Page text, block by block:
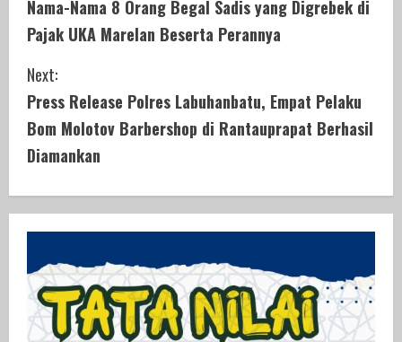
o
n
t
i
n
u
R
e
Nama-Nama 8 Orang Begal Sadis yang Digrebek di
Pajak UKA Marelan Beserta Perannya
Next:
Press Release Polres Labuhanbatu, Empat Pelaku
Bom Molotov Barbershop di Rantauprapat Berhasil
Diamankan